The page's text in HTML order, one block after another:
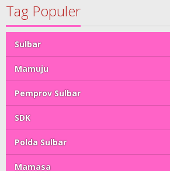
Tag Populer
Sulbar
Mamuju
Pemprov Sulbar
SDK
Polda Sulbar
Mamasa